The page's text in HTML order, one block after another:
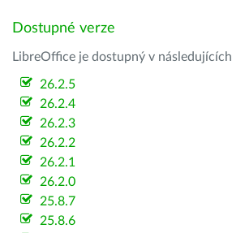
Dostupné verze
LibreOffice je dostupný v následujících
26.2.5
26.2.4
26.2.3
26.2.2
26.2.1
26.2.0
25.8.7
25.8.6